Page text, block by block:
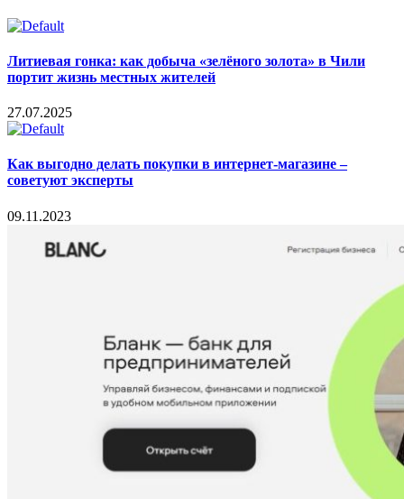
Литиевая гонка: как добыча «зелёного золота» в Чили
портит жизнь местных жителей
27.07.2025
Как выгодно делать покупки в интернет-магазине –
советуют эксперты
09.11.2023